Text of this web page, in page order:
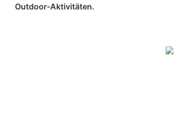
Outdoor-Aktivitäten.